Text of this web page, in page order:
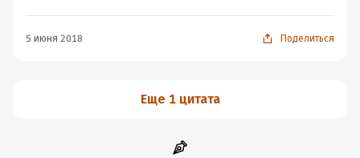
5 июня 2018 Поделиться
Еще 1 цитата